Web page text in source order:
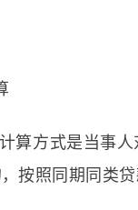
算方式是当事
按照同期同类